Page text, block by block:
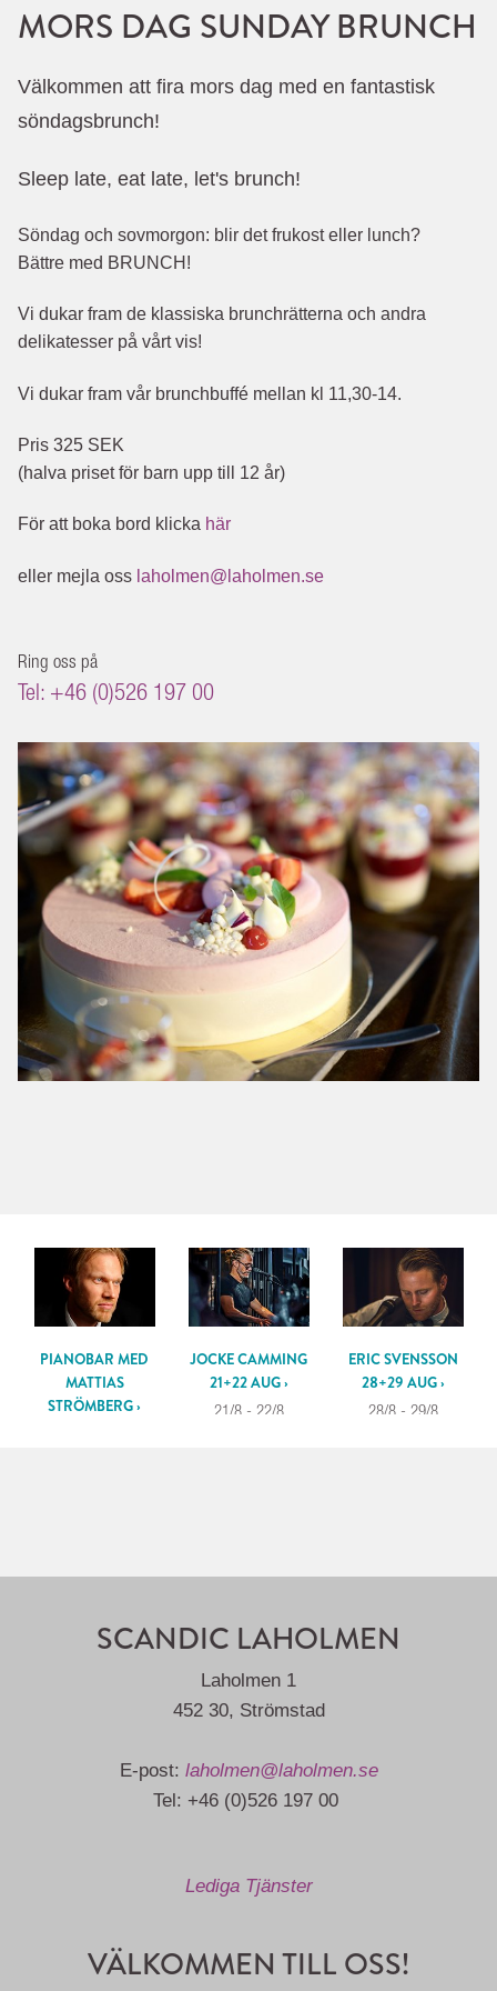
MORS DAG SUNDAY BRUNCH
Välkommen att fira mors dag med en fantastisk
söndagsbrunch!
Sleep late, eat late, let's brunch!
Söndag och sovmorgon: blir det frukost eller lunch?
Bättre med BRUNCH!
Vi dukar fram de klassiska brunchrätterna och andra
delikatesser på vårt vis!
Vi dukar fram vår brunchbuffé mellan kl 11,30-14.
Pris 325 SEK
(halva priset för barn upp till 12 år)
För att boka bord klicka här
eller mejla oss laholmen@laholmen.se
Ring oss på
Tel: +46 (0)526 197 00
PIANOBAR MED
MATTIAS
STRÖMBERG ›
JOCKE CAMMING
21+22 AUG ›
21/8 - 22/8
ERIC SVENSSON
28+29 AUG ›
28/8 - 29/8
SCANDIC LAHOLMEN
Laholmen 1
452 30, Strömstad
E-post: laholmen@laholmen.se
Tel: +46 (0)526 197 00
Lediga Tjänster
VÄLKOMMEN TILL OSS!